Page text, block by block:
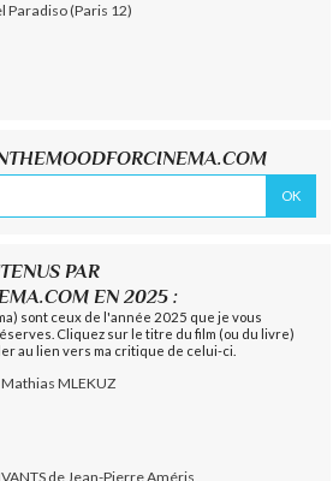
Paradiso (Paris 12)
PAR
EN 2025 :
sont ceux de l'année 2025 que je vous
Cliquez sur le titre du film (ou du livre)
au lien vers ma critique de celui-ci.
Mathias MLEKUZ
de Jean-Pierre Améris